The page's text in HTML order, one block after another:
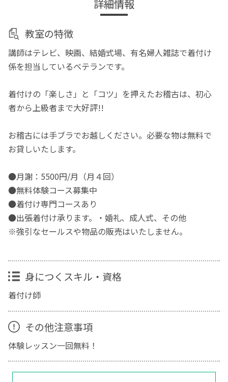
詳細情報
教室の特徴
講師はテレビ、映画、結婚式場、有名婦人雑誌で着付け
係を担当しているベテランです。
着付けの「楽しさ」と「コツ」を押えたお稽古は、初心
者から上級者まで大好評!!
お稽古には手ブラでお越しください。必要な物は無料で
お貸しいたします。
●月謝：5500円/月（月４回）
●無料体験コース募集中
●着付け専門コースあり
●出張着付け承ります。・婚礼、成人式、その他
※強引なセールスや物品の販売はいたしません。
身につくスキル・資格
着付け師
その他注意事項
体験レッスン一回無料！